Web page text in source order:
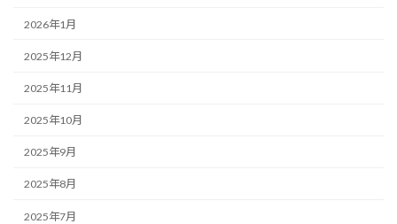
2026年1月
2025年12月
2025年11月
2025年10月
2025年9月
2025年8月
2025年7月